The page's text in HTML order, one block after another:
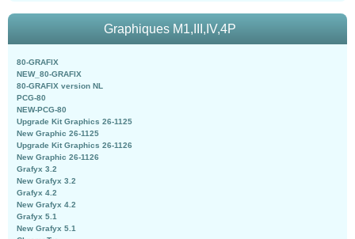
Graphiques M1,III,IV,4P
80-GRAFIX
NEW_80-GRAFIX
80-GRAFIX version NL
PCG-80
NEW-PCG-80
Upgrade Kit Graphics 26-1125
New Graphic 26-1125
Upgrade Kit Graphics 26-1126
New Graphic 26-1126
Grafyx 3.2
New Grafyx 3.2
Grafyx 4.2
New Grafyx 4.2
Grafyx 5.1
New Grafyx 5.1